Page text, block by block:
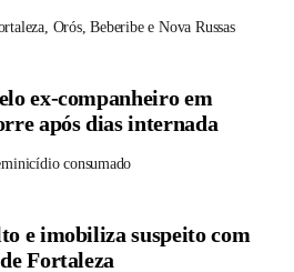
Orós, Beberibe e Nova Russas
ex-companheiro em
após dias internada
consumado
e imobiliza suspeito com
Fortaleza